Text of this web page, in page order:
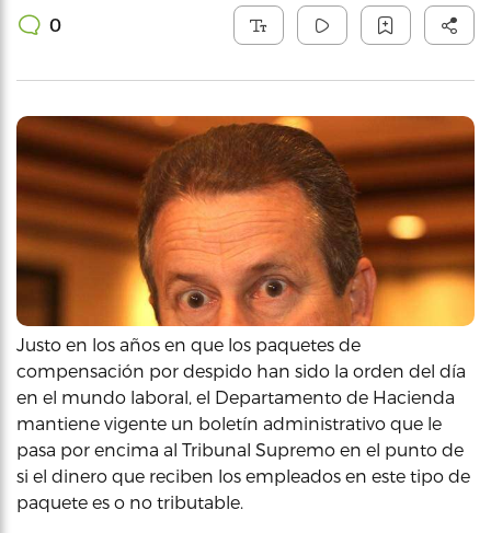
0
Justo en los años en que los paquetes de
compensación por despido han sido la orden del día
en el mundo laboral, el Departamento de Hacienda
mantiene vigente un boletín administrativo que le
pasa por encima al Tribunal Supremo en el punto de
si el dinero que reciben los empleados en este tipo de
paquete es o no tributable.